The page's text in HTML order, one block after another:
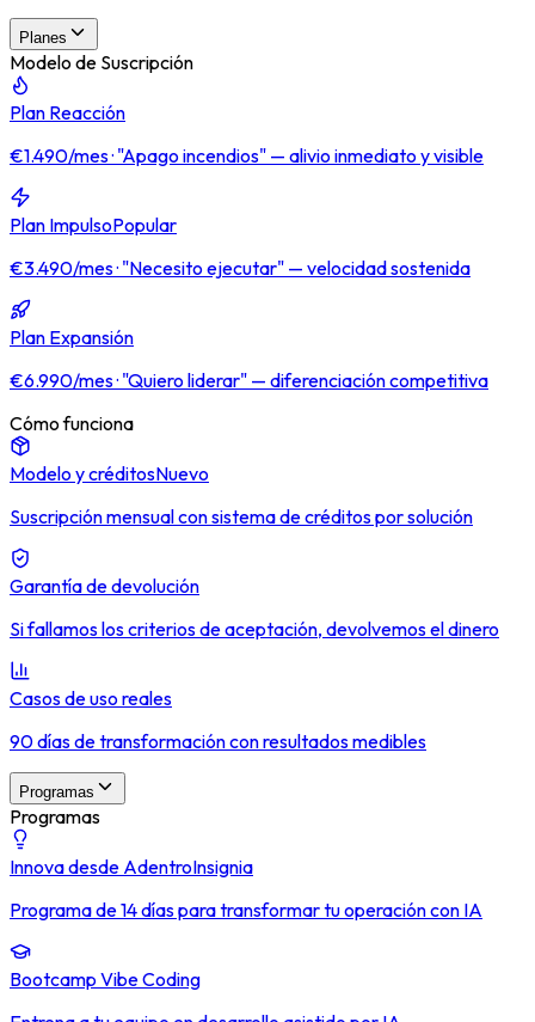
Planes
Modelo de Suscripción
Plan Reacción
€1.490/mes · "Apago incendios" — alivio inmediato y visible
Plan ImpulsoPopular
€3.490/mes · "Necesito ejecutar" — velocidad sostenida
Plan Expansión
€6.990/mes · "Quiero liderar" — diferenciación competitiva
Cómo funciona
Modelo y créditosNuevo
Suscripción mensual con sistema de créditos por solución
Garantía de devolución
Si fallamos los criterios de aceptación, devolvemos el dinero
Casos de uso reales
90 días de transformación con resultados medibles
Programas
Programas
Innova desde AdentroInsignia
Programa de 14 días para transformar tu operación con IA
Bootcamp Vibe Coding